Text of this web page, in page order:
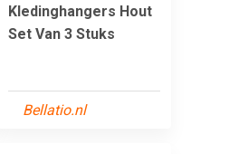
Kledinghangers Hout
Set Van 3 Stuks
Bellatio.nl